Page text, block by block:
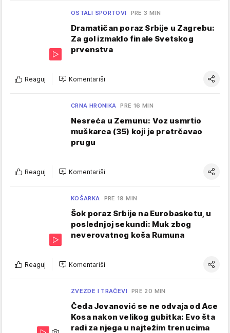
OSTALI SPORTOVI PRE 3 MIN
Dramatičan poraz Srbije u Zagrebu:
Za gol izmaklo finale Svetskog
prvenstva
Reaguj Komentariši
CRNA HRONIKA PRE 16 MIN
Nesreća u Zemunu: Voz usmrtio
muškarca (35) koji je pretrčavao
prugu
Reaguj Komentariši
KOŠARKA PRE 19 MIN
Šok poraz Srbije na Eurobasketu, u
poslednjoj sekundi: Muk zbog
neverovatnog koša Rumuna
Reaguj Komentariši
ZVEZDE I TRAČEVI PRE 20 MIN
Čeda Jovanović se ne odvaja od Ace
Kosa nakon velikog gubitka: Evo šta
radi za njega u najtežim trenucima